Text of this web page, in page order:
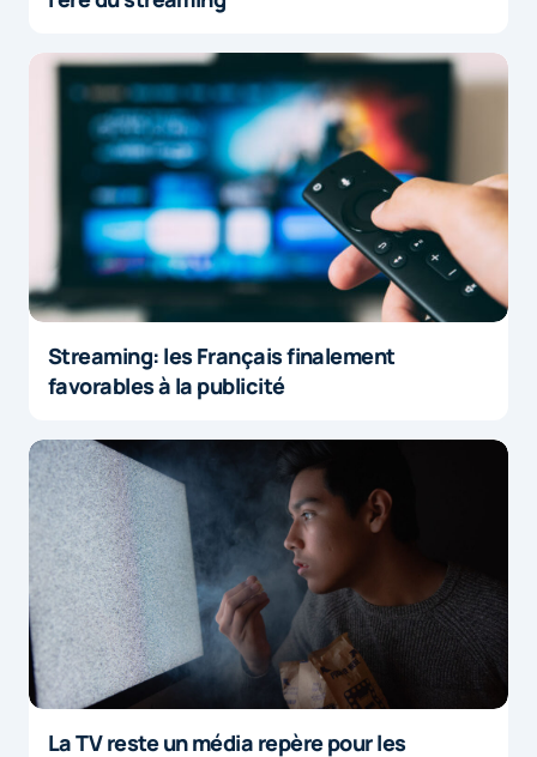
Streaming: les Français finalement
favorables à la publicité
La TV reste un média repère pour les